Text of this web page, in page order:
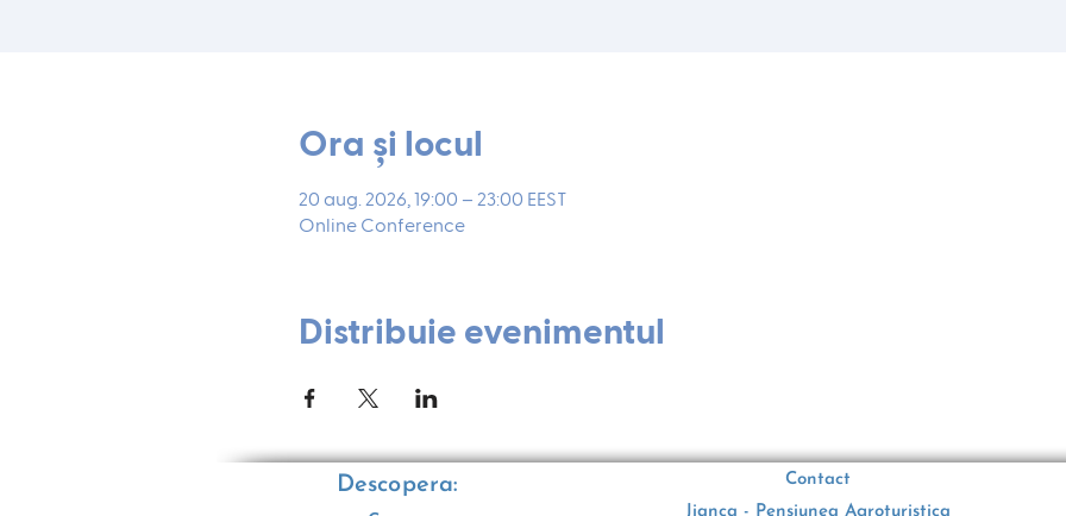
Ora și locul
20 aug. 2026, 19:00 – 23:00 EEST
Online Conference
Distribuie evenimentul
Descopera:
Contact
Jianca - Pensiunea Agroturistica